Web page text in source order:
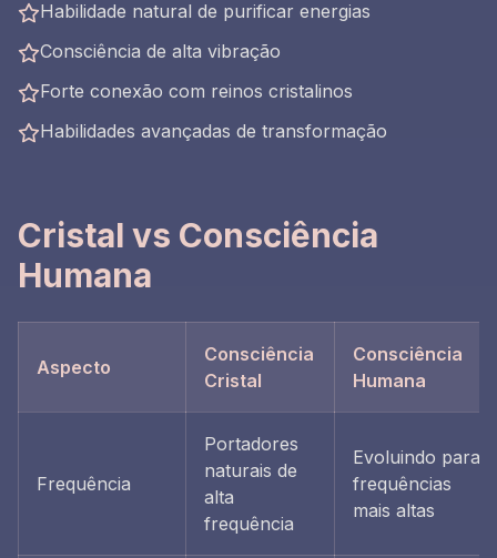
Habilidade natural de purificar energias
Consciência de alta vibração
Forte conexão com reinos cristalinos
Habilidades avançadas de transformação
Cristal vs Consciência
Humana
Aspecto
Consciência
Cristal
Consciência
Humana
Frequência
Portadores
naturais de
alta
frequência
Evoluindo para
frequências
mais altas